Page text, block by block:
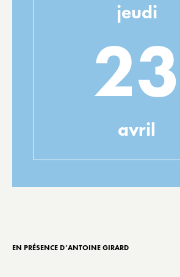
jeudi
23
avril
EN PRÉSENCE D’ANTOINE GIRARD